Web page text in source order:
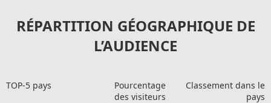
RÉPARTITION GÉOGRAPHIQUE DE
L’AUDIENCE
TOP-5 pays
Pourcentage
des visiteurs
Classement dans le
pays